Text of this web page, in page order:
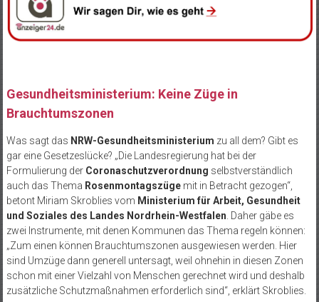
Gesundheitsministerium: Keine Züge in
Brauchtumszonen
Was sagt das NRW-Gesundheitsministerium zu all dem? Gibt es
gar eine Gesetzeslücke? „Die Landesregierung hat bei der
Formulierung der Coronaschutzverordnung selbstverständlich
auch das Thema Rosenmontagszügemit in Betracht gezogen“,
betont Miriam Skroblies vom Ministerium für Arbeit, Gesundheit
und Soziales des Landes Nordrhein-Westfalen . Daher gäbe es
zwei Instrumente, mit denen Kommunen das Thema regeln können:
„Zum einen können Brauchtumszonen ausgewiesen werden. Hier
sind Umzüge dann generell untersagt, weil ohnehin in diesen Zonen
schon mit einer Vielzahl von Menschen gerechnet wird und deshalb
zusätzliche Schutzmaßnahmen erforderlich sind“, erklärt Skroblies.